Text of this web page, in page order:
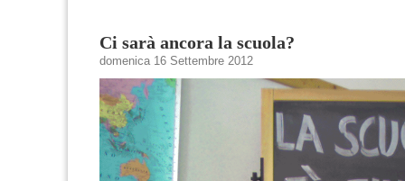
Ci sarà ancora la scuola?
domenica 16 Settembre 2012